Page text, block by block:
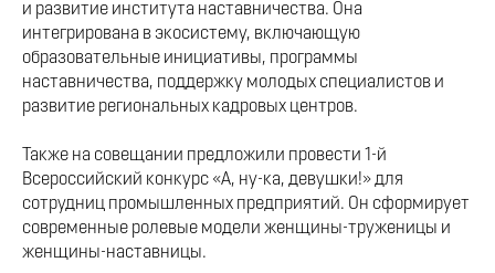
и развитие института наставничества. Она
интегрирована в экосистему, включающую
образовательные инициативы, программы
наставничества, поддержку молодых специалистов и
развитие региональных кадровых центров.
Также на совещании предложили провести 1-й
Всероссийский конкурс «А, ну-ка, девушки!» для
сотрудниц промышленных предприятий. Он сформирует
современные ролевые модели женщины-труженицы и
женщины-наставницы.